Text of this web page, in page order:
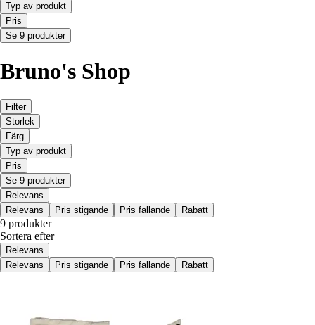
Typ av produkt
Pris
Se 9 produkter
Bruno's Shop
Filter
Storlek
Färg
Typ av produkt
Pris
Se 9 produkter
Relevans
Relevans
Pris stigande Pris fallande Rabatt
9 produkter
Sortera efter
Relevans
Relevans
Pris stigande Pris fallande Rabatt